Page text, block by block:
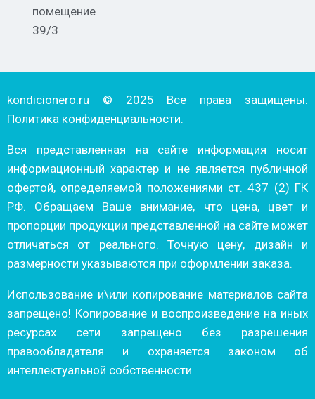
помещение
39/3
kondicionero.ru © 2025 Все права защищены.
Политика конфиденциальности.
Вся представленная на сайте информация носит
информационный характер и не является публичной
офертой, определяемой положениями ст. 437 (2) ГК
РФ. Обращаем Ваше внимание, что цена, цвет и
пропорции продукции представленной на сайте может
отличаться от реального. Точную цену, дизайн и
размерности указываются при оформлении заказа.
Использование и\или копирование материалов сайта
запрещено! Копирование и воспроизведение на иных
ресурсах сети запрещено без разрешения
правообладателя и охраняется законом об
интеллектуальной собственности